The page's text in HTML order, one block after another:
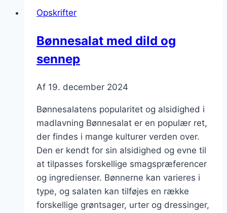
Opskrifter
Bønnesalat med dild og
sennep
Af 19. december 2024
Bønnesalatens popularitet og alsidighed i
madlavning Bønnesalat er en populær ret,
der findes i mange kulturer verden over.
Den er kendt for sin alsidighed og evne til
at tilpasses forskellige smagspræferencer
og ingredienser. Bønnerne kan varieres i
type, og salaten kan tilføjes en række
forskellige grøntsager, urter og dressinger,